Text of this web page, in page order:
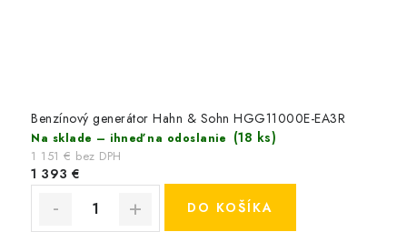
Benzínový generátor Hahn & Sohn HGG11000E-EA3R
Na sklade – ihneď na odoslanie (18 ks)
1 151 € bez DPH
1 393 €
DO KOŠÍKA